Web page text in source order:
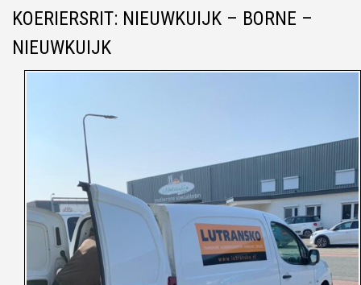
KOERIERSRIT: NIEUWKUIJK – BORNE –
NIEUWKUIJK